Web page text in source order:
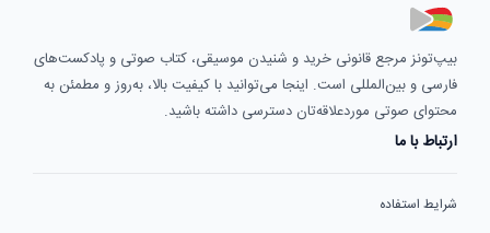
بیپ‌تونز مرجع قانونی خرید و شنیدن موسیقی، کتاب صوتی و پادکست‌های
فارسی و بین‌المللی است. اینجا می‌توانید با کیفیت بالا، به‌روز و مطمئن به
محتوای صوتی موردعلاقه‌تان دسترسی داشته باشید.
ارتباط با ما
شرایط استفاده